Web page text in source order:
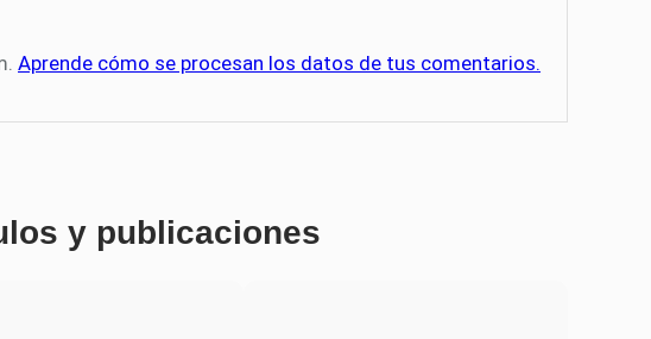
Aprende cómo se procesan los datos de tus comentarios.
y publicaciones